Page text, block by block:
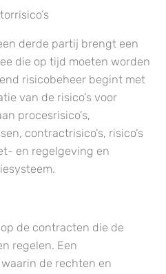
derde partij brengt een
die op tijd moeten worden
risicobeheer begint met
van de risico’s voor
procesrisico’s,
contractrisico’s, risico’s
en regelgeving en
de contracten die de
regelen. Een
de rechten en